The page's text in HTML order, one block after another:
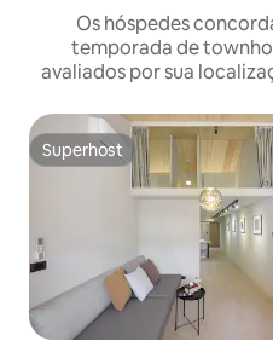
Os hóspedes
temporada de
avaliados por sua
Superhost
Superhost